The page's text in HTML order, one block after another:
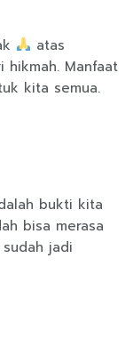
atas
hikmah. Manfaat
kita semua.
bukti kita
bisa merasa
jadi